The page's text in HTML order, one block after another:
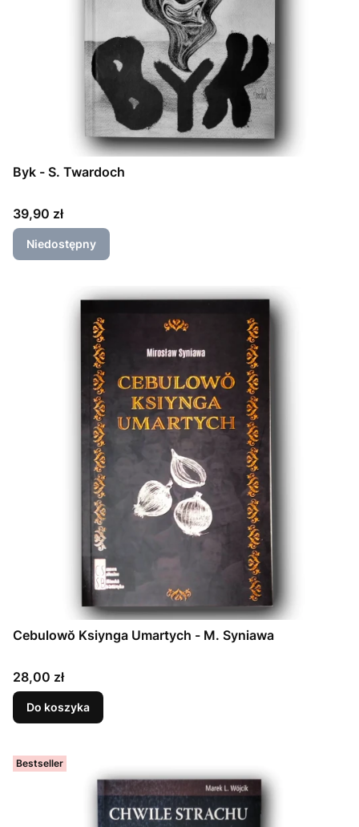
Byk - S. Twardoch
Cena
39,90 zł
Niedostępny
Cebulowŏ Ksiynga Umartych - M. Syniawa
Cena
28,00 zł
Do koszyka
Bestseller